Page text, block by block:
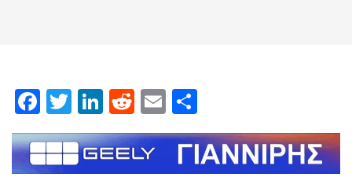
Facebook
Twitter
LinkedIn
Reddit
Email